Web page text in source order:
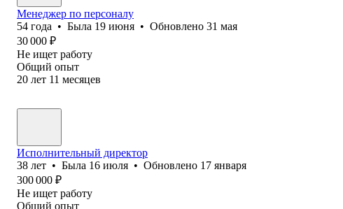
Менеджер по персоналу
54 года • Была 19 июня • Обновлено 31 мая
30 000 ₽
Не ищет работу
Общий опыт
20 лет 11 месяцев
Исполнительный директор
38 лет • Была 16 июля • Обновлено 17 января
300 000 ₽
Не ищет работу
Общий опыт